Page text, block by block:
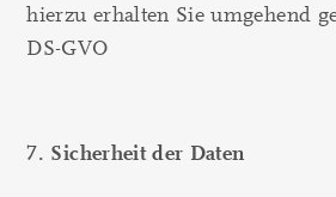
hierzu erhalten Sie umgehend
DS-GVO
7. Sicherheit der Daten